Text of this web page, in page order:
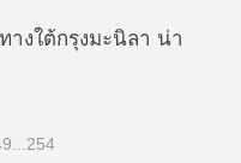
งใต้กรุงมะนิลา น่า